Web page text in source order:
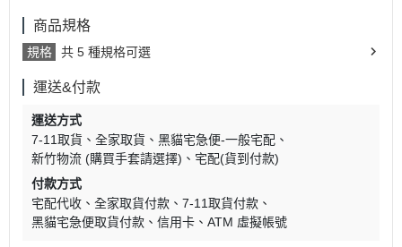
商品規格
規格 共 5 種規格可選
運送&付款
運送方式
7-11取貨
全家取貨
黑貓宅急便-一般宅配
新竹物流 (購買手套請選擇)
宅配(貨到付款)
付款方式
宅配代收
全家取貨付款
7-11取貨付款
黑貓宅急便取貨付款
信用卡 ATM 虛擬帳號